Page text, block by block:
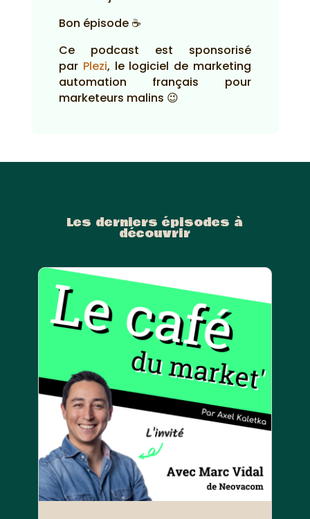
Bon épisode ☕
Ce podcast est sponsorisé
par Plezi, le logiciel de marketing
automation français pour
marketeurs malins 😉
Les derniers épisodes à
découvrir